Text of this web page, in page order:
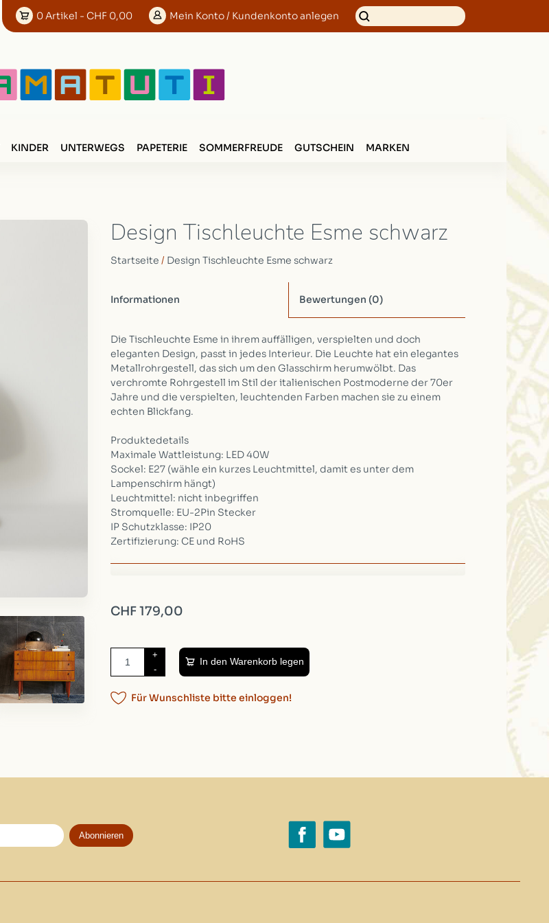
0Artikel - CHF 0,00 Mein Konto/ Kundenkonto anlegen
KINDER UNTERWEGS PAPETERIE SOMMERFREUDE GUTSCHEIN MARKEN
Design Tischleuchte Esme schwarz
Startseite / Design Tischleuchte Esme schwarz
Informationen Bewertungen (0)
Die Tischleuchte Esme in ihrem auffälligen, verspielten und doch
eleganten Design, passt in jedes Interieur. Die Leuchte hat ein elegantes
Metallrohrgestell, das sich um den Glasschirm herumwölbt. Das
verchromte Rohrgestell im Stil der italienischen Postmoderne der 70er
Jahre und die verspielten, leuchtenden Farben machen sie zu einem
echten Blickfang.
Produktedetails
Maximale Wattleistung: LED 40W
Sockel: E27 (wähle ein kurzes Leuchtmittel, damit es unter dem
Lampenschirm hängt)
Leuchtmittel: nicht inbegriffen
Stromquelle: EU-2Pin Stecker
IP Schutzklasse: IP20
Zertifizierung: CE und RoHS
Verfügbarkeit:
Artikelnummer: 00416313
CHF 179,00
+
-
In den Warenkorb legen
Für Wunschliste bitte einloggen!
Abonnieren